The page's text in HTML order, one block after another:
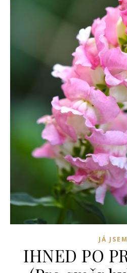
JÁ JSEM
IHNED PO